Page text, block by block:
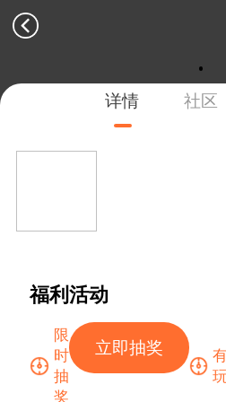
详情 社区
福利活动
限
时
抽
奖
立即抽奖